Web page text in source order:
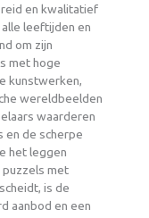
en kwalitatief
leeftijden en
om zijn
met hoge
kunstwerken,
wereldbeelden
waarderen
en de scherpe
het leggen
met
is de
aanbod en een